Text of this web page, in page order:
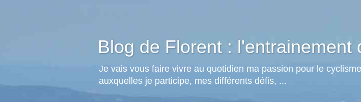
Blog de Florent : l'entrainement
Je vais vous faire vivre au quotidien ma passion pour le
auxquelles je participe, mes différents défis, ...